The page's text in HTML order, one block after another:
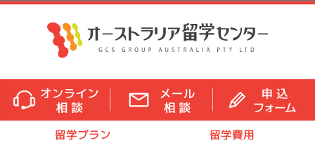
留学プラン
留学費用